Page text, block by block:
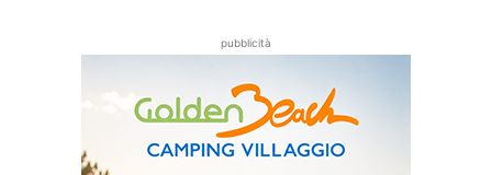
pubblicità